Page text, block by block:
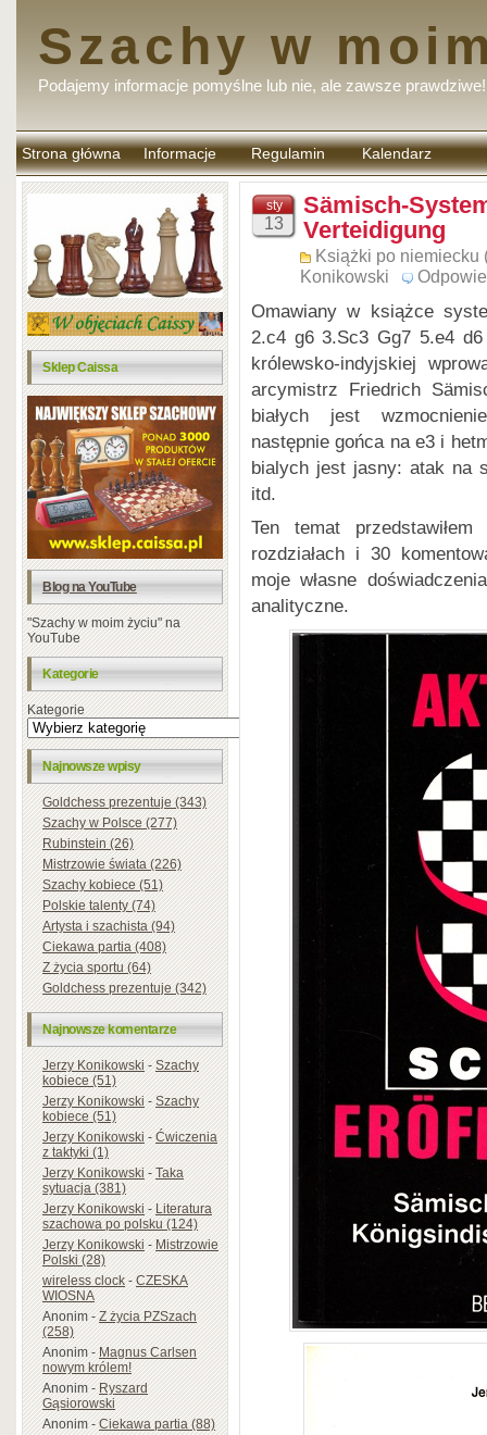
Szachy w
Podajemy informacje pomyślne lub nie, ale zawsze prawdziwe!
Strona główna Informacje Regulamin
komentarzy
Kalendarz
Sklep Caissa
Blog na YouTube
"Szachy w moim życiu" na
YouTube
Kategorie
Kategorie
Najnowsze wpisy
Goldchess prezentuje (343)
Szachy w Polsce (277)
Rubinstein (26)
Mistrzowie świata (226)
Szachy kobiece (51)
Polskie talenty (74)
Artysta i szachista (94)
Ciekawa partia (408)
Z życia sportu (64)
Goldchess prezentuje (342)
Najnowsze komentarze
Jerzy Konikowski-Szachy
kobiece (51)
Jerzy Konikowski-Szachy
kobiece (51)
Jerzy Konikowski-Ćwiczenia
z taktyki (1)
Jerzy Konikowski-Taka
sytuacja (381)
Jerzy Konikowski-Literatura
szachowa po polsku (124)
Jerzy Konikowski-Mistrzowie
Polski (28)
wireless clock-CZESKA
WIOSNA
Anonim-Z życia PZSzach
(258)
Anonim-Magnus Carlsen
nowym królem!
Anonim-Ryszard
Gąsiorowski
Anonim-Ciekawa partia (88)
sty
13
Sämisch-
Verteidigung
Książki po niemiecku
Konikowski
Omawiany w książce
2.c4 g6 3.Sc3 Gg7 5.e4
królewsko-indyjskiej
arcymistrz Friedrich
białych jest
następnie gońca na e3 i
bialych jest jasny: atak na
itd.
Ten temat
rozdziałach i 30
moje własne
analityczne.